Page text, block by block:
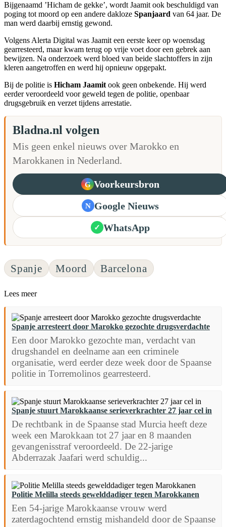
Bijgenaamd ’Hicham de gekke’, wordt Jaamit ook beschuldigd van
poging tot moord op een andere dakloze Spanjaard van 64 jaar. De
man werd daarbij ernstig gewond.
Volgens Alerta Digital was Jaamit een eerste keer op woensdag
gearresteerd, maar kwam terug op vrije voet door een gebrek aan
bewijzen. Na onderzoek werd bloed van beide slachtoffers in zijn
kleren aangetroffen en werd hij opnieuw opgepakt.
Bij de politie is Hicham Jaamit ook geen onbekende. Hij werd
eerder veroordeeld voor geweld tegen de politie, openbaar
drugsgebruik en verzet tijdens arrestatie.
Bladna.nl volgen
Mis geen enkel nieuws over Marokko en
Marokkanen in Nederland.
G Voorkeursbron
N Google Nieuws
✓ WhatsApp
Spanje Moord Barcelona
Lees meer
Spanje arresteert door Marokko gezochte drugsverdachte
Een door Marokko gezochte man, verdacht van
drugshandel en deelname aan een criminele
organisatie, werd eerder deze week door de Spaanse
politie in Torremolinos gearresteerd.
Spanje stuurt Marokkaanse serieverkrachter 27 jaar cel in
De rechtbank in de Spaanse stad Murcia heeft deze
week een Marokkaan tot 27 jaar en 8 maanden
gevangenisstraf veroordeeld. De 22-jarige
Abderrazak Jaafari werd schuldig...
Politie Melilla steeds gewelddadiger tegen Marokkanen
Een 54-jarige Marokkaanse vrouw werd
zaterdagochtend ernstig mishandeld door de Spaanse